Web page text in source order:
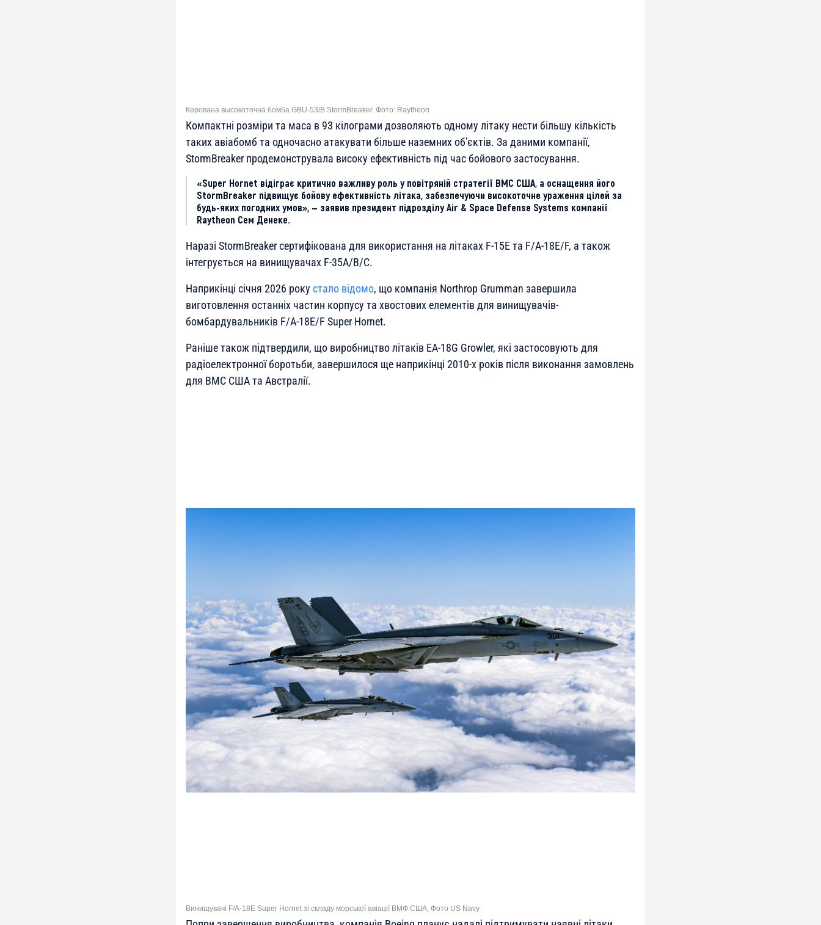
Керована высокоточна бомба GBU-53/B StormBreaker. Фото: Raytheon
Компактні розміри та маса в 93 кілограми дозволяють одному літаку нести більшу кількість
таких авіабомб та одночасно атакувати більше наземних об’єктів. За даними компанії,
StormBreaker продемонструвала високу ефективність під час бойового застосування.
«Super Hornet відіграє критично важливу роль у повітряній стратегії ВМС США, а оснащення його
StormBreaker підвищує бойову ефективність літака, забезпечуючи високоточне ураження цілей за
будь-яких погодних умов», — заявив президент підрозділу Air & Space Defense Systems компанії
Raytheon Сем Денеке.
Наразі StormBreaker сертифікована для використання на літаках F-15E та F/A-18E/F, а також
інтегрується на винищувачах F-35A/B/C.
Наприкінці січня 2026 року стало відомо, що компанія Northrop Grumman завершила
виготовлення останніх частин корпусу та хвостових елементів для винищувачів-
бомбардувальників F/A-18E/F Super Hornet.
Раніше також підтвердили, що виробництво літаків EA-18G Growler, які застосовують для
радіоелектронної боротьби, завершилося ще наприкінці 2010-х років після виконання замовлень
для ВМС США та Австралії.
Винищувачі F/A-18E Super Hornet зі складу морської авіації ВМФ США, Фото US Navy